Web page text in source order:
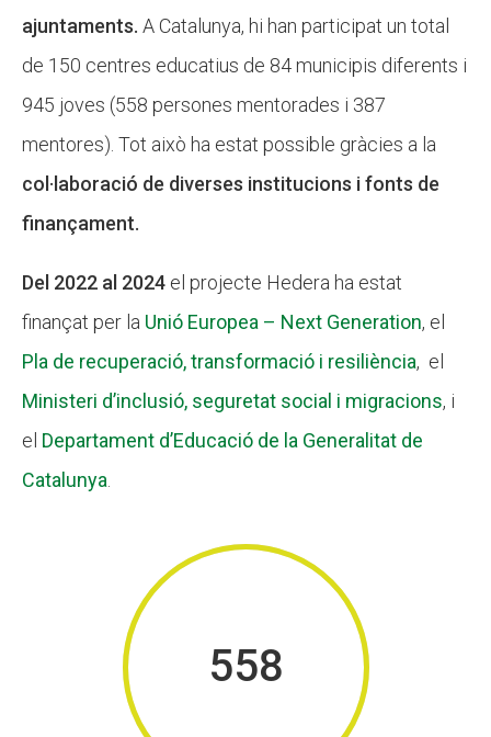
ajuntaments. A Catalunya, hi han participat un total
de 150 centres educatius de 84 municipis diferents i
945 joves (558 persones mentorades i 387
mentores). Tot això ha estat possible gràcies a la
col·laboració de diverses institucions i fonts de
finançament.
Del 2022 al 2024 el projecte Hedera ha estat
finançat per la Unió Europea – Next Generation, el
Pla de recuperació, transformació i resiliència, el
Ministeri d’inclusió, seguretat social i migracions, i
el Departament d’Educació de la Generalitat de
Catalunya
558